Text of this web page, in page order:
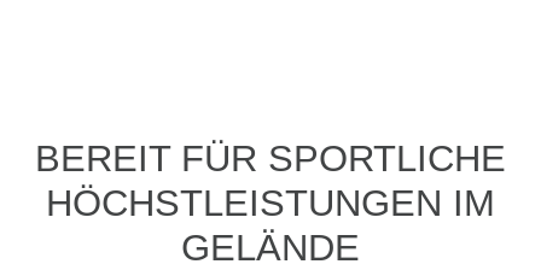
BEREIT FÜR SPORTLICHE
HÖCHSTLEISTUNGEN IM
GELÄNDE